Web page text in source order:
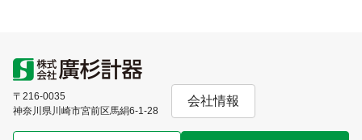
〒216-0035
神奈川県川崎市宮前区馬絹6-1-28
会社情報